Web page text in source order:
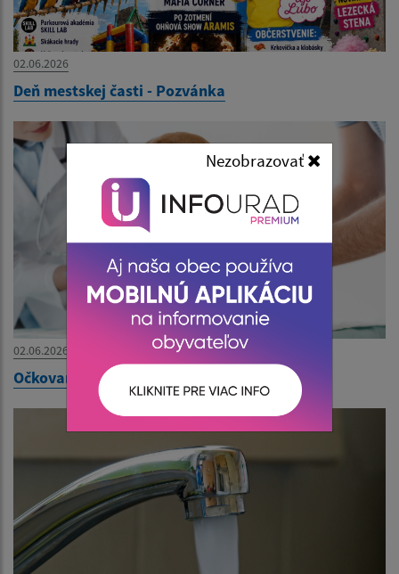
02.06.2026
Deň mestskej časti - Pozvánka
02.06.2026
Očkovanie psov a mačiek proti besnote
Nezobrazovať